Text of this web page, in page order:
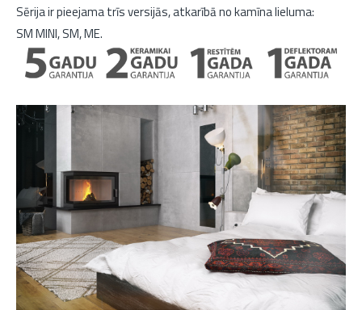
Sērija ir pieejama trīs versijās, atkarībā no kamīna lieluma:
SM MINI, SM, ME.